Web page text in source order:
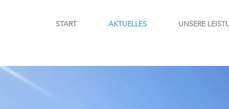
START AKTUELLES UNSERE